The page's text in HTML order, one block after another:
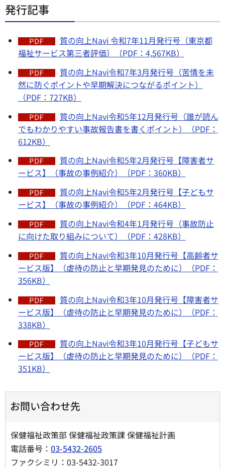
発行記事
質の向上Navi 令和7年11月発行号（東京都
福祉サービス第三者評価）（PDF：4,567KB）
質の向上Navi令和7年3月発行号（苦情を未
然に防ぐポイントや早期解決につながるポイント）
（PDF：727KB）
質の向上Navi令和5年12月発行号（誰が読ん
でもわかりやすい事故報告書を書くポイント）（PDF：
612KB）
質の向上Navi令和5年2月発行号【障害者サ
ービス】（事故の事例紹介）（PDF：360KB）
質の向上Navi令和5年2月発行号【子どもサ
ービス】（事故の事例紹介）（PDF：464KB）
質の向上Navi令和4年1月発行号（事故防止
に向けた取り組みについて）（PDF：428KB）
質の向上Navi令和3年10月発行号【高齢者サ
ービス版】（虐待の防止と早期発見のために）（PDF：
356KB）
質の向上Navi令和3年10月発行号【障害者サ
ービス版】（虐待の防止と早期発見のために）（PDF：
338KB）
質の向上Navi令和3年10月発行号【子どもサ
ービス版】（虐待の防止と早期発見のために）（PDF：
351KB）
お問い合わせ先
保健福祉政策部 保健福祉政策課 保健福祉計画
電話番号： 03-5432-2605
ファクシミリ：03-5432-3017